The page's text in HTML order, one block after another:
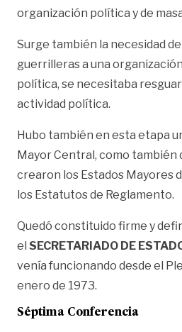
organización política y de
Surge también la necesidad
guerrilleras a una
política, se necesitaba
actividad política.
Hubo también en esta etapa
Mayor Central, como también
crearon los Estados Mayores
los Estatutos de Reglamento.
Quedó constituido firme y
el SECRETARIADO DE
venía funcionando desde el
enero de 1973.
Séptima Conferencia